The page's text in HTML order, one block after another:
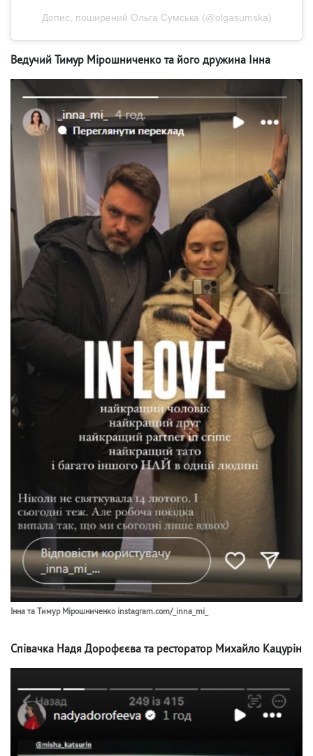
Допис, поширений Ольга Сумська (@olgasumska)
Ведучий Тимур Мірошниченко та його дружина Інна
Інна та Тимур Мірошниченко instagram.com/_inna_mi_
Співачка Надя Дорофєєва та ресторатор Михайло Кацурін